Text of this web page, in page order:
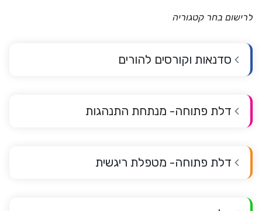
לרישום בחר קטגוריה
סדנאות וקורסים להורים
דלת פתוחה- מנתחת התנהגות
דלת פתוחה- מטפלת ריגשית